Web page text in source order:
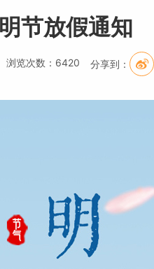
节放假通知
览次数：6420 分享到：